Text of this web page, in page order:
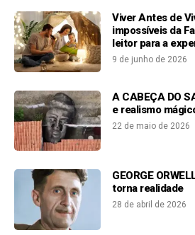
Viver Antes de
impossíveis da
leitor para a
9 de junho de 2026
A CABEÇA DO
e realismo
22 de maio de 2026
GEORGE
torna realidade
28 de abril de 2026